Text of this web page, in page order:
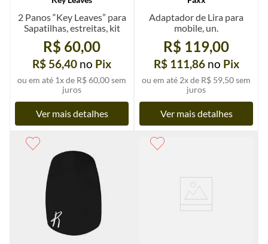
2 Panos “Key Leaves” para
Sapatilhas, estreitas, kit
R$ 60,00
R$ 56,40 no Pix
ou em até 1x de R$ 60,00sem
juros
Ver mais detalhes
Adaptador de Lira para
mobile, un.
R$ 119,00
R$ 111,86 no Pix
ou em até 2x de R$ 59,50sem
juros
Ver mais detalhes